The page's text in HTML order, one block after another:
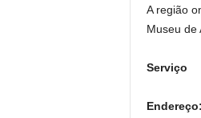
A região
Museu de
Serviço
Endereço: